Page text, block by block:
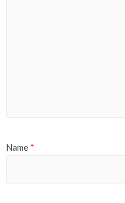
Name *